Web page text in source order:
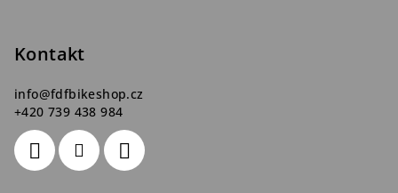
Kontakt
info@fdfbikeshop.cz
+420 739 438 984